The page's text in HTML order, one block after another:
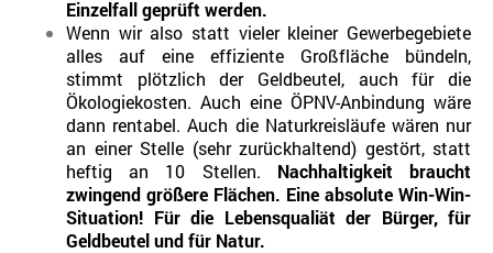
Einzelfall geprüft werden.
Wenn wir also statt vieler kleiner Gewerbegebiete
alles auf eine effiziente Großfläche bündeln,
stimmt plötzlich der Geldbeutel, auch für die
Ökologiekosten. Auch eine ÖPNV-Anbindung wäre
dann rentabel. Auch die Naturkreisläufe wären nur
an einer Stelle (sehr zurückhaltend) gestört, statt
heftig an 10 Stellen. Nachhaltigkeit braucht
zwingend größere Flächen. Eine absolute Win-Win-
Situation! Für die Lebensqualiät der Bürger, für
Geldbeutel und für Natur.